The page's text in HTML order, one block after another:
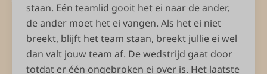
staan. Eén teamlid gooit het ei naar de ander,
de ander moet het ei vangen. Als het ei niet
breekt, blijft het team staan, breekt jullie ei wel
dan valt jouw team af. De wedstrijd gaat door
totdat er één ongebroken ei over is. Het laatste